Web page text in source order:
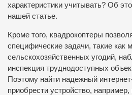
характеристики учитывать? Об
нашей статье.
Кроме того, квадрокоптеры
специфические задачи, такие как
сельскохозяйственных угодий,
инспекция труднодоступных
Поэтому найти надежный
приобрести устройство, например,